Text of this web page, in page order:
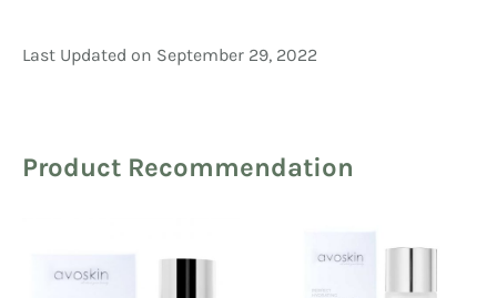
Last Updated on September 29, 2022
Product Recommendation